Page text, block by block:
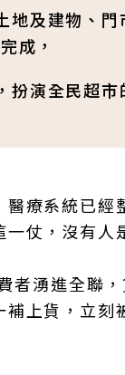
地及建物、
成，
扮演全民超
療系統已
仗，沒有人
者湧進全聯
上貨，立